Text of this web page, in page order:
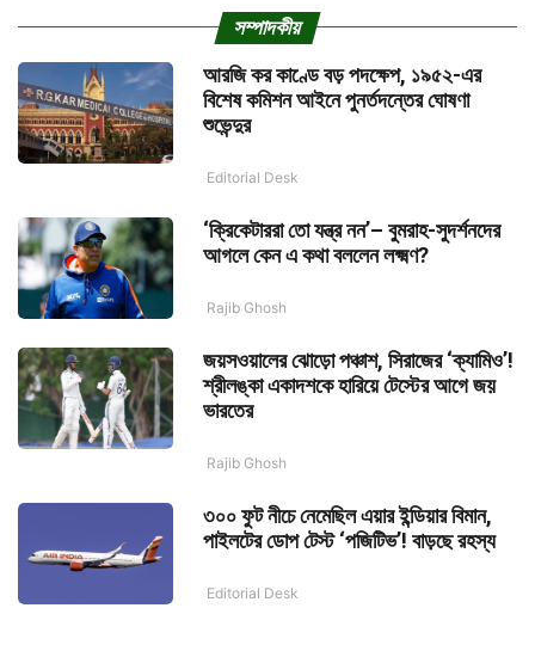
সম্পাদকীয়
আরজি কর কাণ্ডে বড় পদক্ষেপ, ১৯৫২-এর
বিশেষ কমিশন আইনে পুনর্তদন্তের ঘোষণা
শুভেন্দুর
Editorial Desk
‘ক্রিকেটাররা তো যন্ত্র নন’– বুমরাহ-সুদর্শনদের
আগলে কেন এ কথা বললেন লক্ষ্মণ?
Rajib Ghosh
জয়সওয়ালের ঝোড়ো পঞ্চাশ, সিরাজের ‘ক্যামিও’!
শ্রীলঙ্কা একাদশকে হারিয়ে টেস্টের আগে জয়
ভারতের
Rajib Ghosh
৩০০ ফুট নীচে নেমেছিল এয়ার ইন্ডিয়ার বিমান,
পাইলটের ডোপ টেস্ট ‘পজিটিভ’! বাড়ছে রহস্য
Editorial Desk